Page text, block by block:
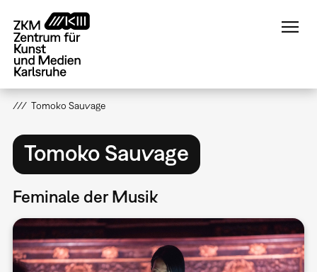
zum
Inhalt
Tomoko Sauvage
Tomoko Sauvage
Feminale der Musik